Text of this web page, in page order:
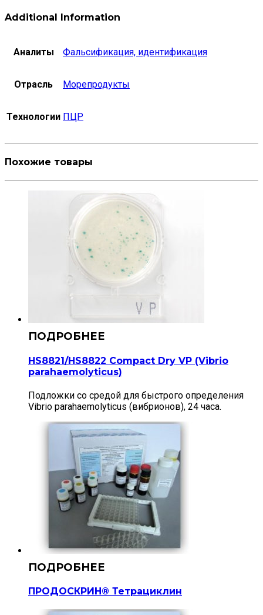
Additional Information
Аналиты Фальсификация, идентификация
Отрасль Морепродукты
Технологии ПЦР
Похожие товары
HS8821/HS8822 Compact Dry VP (Vibrio
parahaemolyticus)
Подложки со средой для быстрого определения
Vibrio parahaemolyticus (вибрионов), 24 часа.
ПРОДОСКРИН® Тетрациклин